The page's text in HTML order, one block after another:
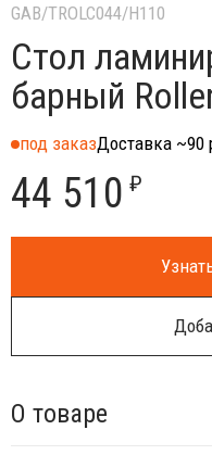
GAB/TROLC044/H110
Стол
барный
под заказДоставка ~90
44 510 ₽
О товаре